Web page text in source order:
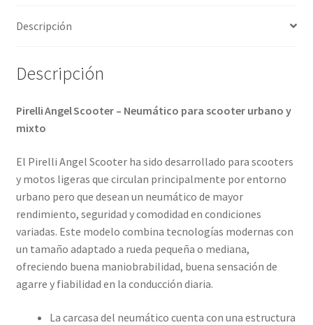
Descripción
Descripción
Pirelli Angel Scooter – Neumático para scooter urbano y
mixto
El Pirelli Angel Scooter ha sido desarrollado para scooters
y motos ligeras que circulan principalmente por entorno
urbano pero que desean un neumático de mayor
rendimiento, seguridad y comodidad en condiciones
variadas. Este modelo combina tecnologías modernas con
un tamaño adaptado a rueda pequeña o mediana,
ofreciendo buena maniobrabilidad, buena sensación de
agarre y fiabilidad en la conducción diaria.
La carcasa del neumático cuenta con una estructura